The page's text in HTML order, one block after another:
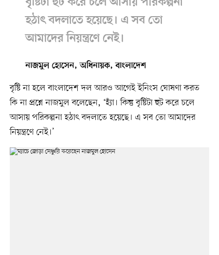
হঠাৎ বদলাতে হয়েছে। এ সব তো
আমাদের নিয়ন্ত্রণে নেই।
নাজমুল হোসেন, অধিনায়ক, বাংলাদেশ
বৃষ্টি না হলে বাংলাদেশ দল আরও আগেই ইনিংস ঘোষণা করত
কি না প্রশ্নে নাজমুল বলেছেন, ‘হ্যাঁ। কিন্তু বৃষ্টিটা হুট করে চলে
আসায় পরিকল্পনা হঠাৎ বদলাতে হয়েছে। এ সব তো আমাদের
নিয়ন্ত্রণে নেই।’